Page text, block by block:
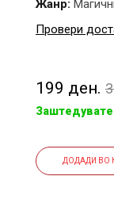
Жанр:
Провери
199 ден.
ДОДАДИ ВО